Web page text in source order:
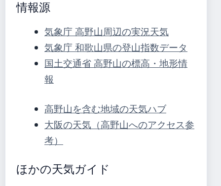
情報源
気象庁 高野山周辺の実況天気
気象庁 和歌山県の登山指数データ
国土交通省 高野山の標高・地形情
報
高野山を含む地域の天気ハブ
大阪の天気（高野山へのアクセス参
考）
ほかの天気ガイド